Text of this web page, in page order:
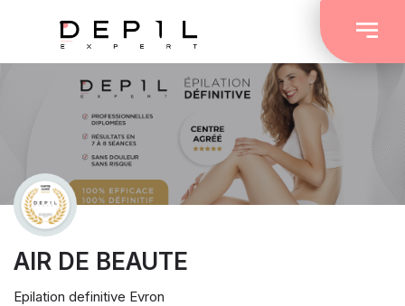
AIR DE BEAUTE
Epilation definitive Evron